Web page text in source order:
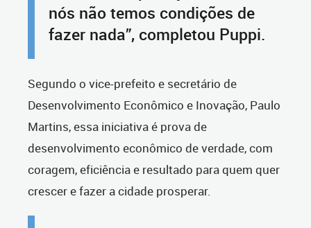
nós não temos condições de
fazer nada”, completou Puppi.
Segundo o vice-prefeito e secretário de
Desenvolvimento Econômico e Inovação, Paulo
Martins, essa iniciativa é prova de
desenvolvimento econômico de verdade, com
coragem, eficiência e resultado para quem quer
crescer e fazer a cidade prosperar.